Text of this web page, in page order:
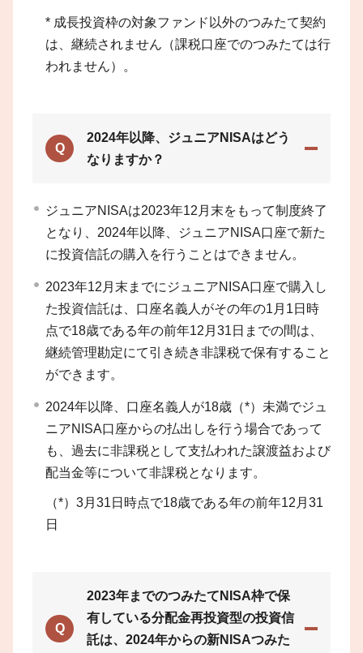
* 成長投資枠の対象ファンド以外のつみたて契約
は、継続されません（課税口座でのつみたては行
われません）。
Q
2024年以降、ジュニアNISAはどう
なりますか？
ジュニアNISAは2023年12月末をもって制度終了
となり、2024年以降、ジュニアNISA口座で新た
に投資信託の購入を行うことはできません。
2023年12月末までにジュニアNISA口座で購入し
た投資信託は、口座名義人がその年の1月1日時
点で18歳である年の前年12月31日までの間は、
継続管理勘定にて引き続き非課税で保有すること
ができます。
2024年以降、口座名義人が18歳（*）未満でジュ
ニアNISA口座からの払出しを行う場合であって
も、過去に非課税として支払われた譲渡益および
配当金等について非課税となります。
（*） 3月31日時点で18歳である年の前年12月31
日
Q
2023年までのつみたてNISA枠で保
有している分配金再投資型の投資信
託は、2024年からの新NISAつみた